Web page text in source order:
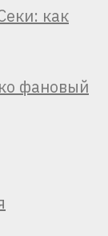
как
фановый